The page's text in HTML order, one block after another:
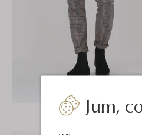
Jum,